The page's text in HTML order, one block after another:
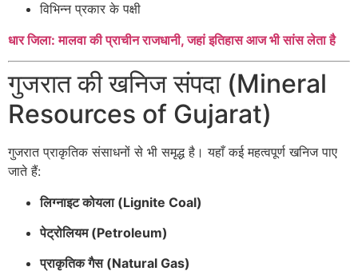
विभिन्न प्रकार के पक्षी
धार जिला: मालवा की प्राचीन राजधानी, जहां इतिहास आज भी सांस लेता है
गुजरात की खनिज संपदा (Mineral
Resources of Gujarat)
गुजरात प्राकृतिक संसाधनों से भी समृद्ध है। यहाँ कई महत्वपूर्ण खनिज पाए
जाते हैं:
लिग्नाइट कोयला (Lignite Coal)
पेट्रोलियम (Petroleum)
प्राकृतिक गैस (Natural Gas)